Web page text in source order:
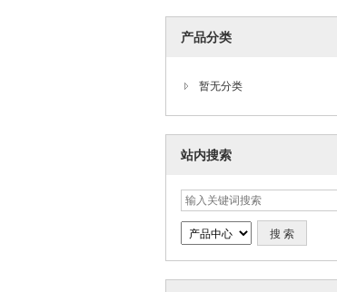
产品分类
暂无分类
站内搜索